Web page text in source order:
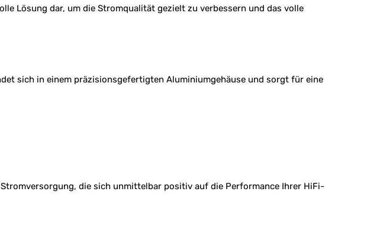
Lösung dar, um die Stromqualität gezielt zu verbessern und das volle
sich in einem präzisionsgefertigten Aluminiumgehäuse und sorgt für eine
die sich unmittelbar positiv auf die Performance Ihrer HiFi-